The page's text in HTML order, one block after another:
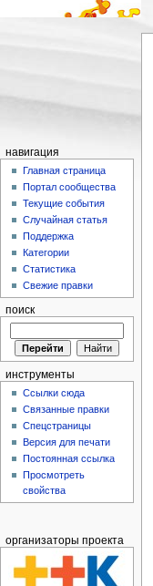
навигация
Главная страница
Портал сообщества
Текущие события
Случайная статья
Поддержка
Категории
Статистика
Свежие правки
поиск
инструменты
Ссылки сюда
Связанные правки
Спецстраницы
Версия для печати
Постоянная ссылка
Просмотреть
свойства
организаторы проекта